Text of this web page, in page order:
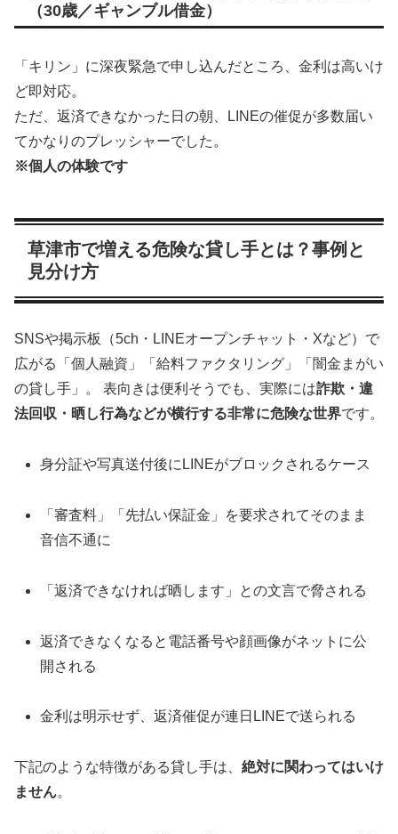
（30歳／ギャンブル借金）
「キリン」に深夜緊急で申し込んだところ、金利は高いけ
ど即対応。
ただ、返済できなかった日の朝、LINEの催促が多数届い
てかなりのプレッシャーでした。
※個人の体験です
草津市で増える危険な貸し手とは？事例と
見分け方
SNSや掲示板（5ch・LINEオープンチャット・Xなど）で
広がる「個人融資」「給料ファクタリング」「闇金まがい
の貸し手」。 表向きは便利そうでも、実際には詐欺・違
法回収・晒し行為などが横行する非常に危険な世界です。
身分証や写真送付後にLINEがブロックされるケース
「審査料」「先払い保証金」を要求されてそのまま
音信不通に
「返済できなければ晒します」との文言で脅される
返済できなくなると電話番号や顔画像がネットに公
開される
金利は明示せず、返済催促が連日LINEで送られる
下記のような特徴がある貸し手は、 絶対に関わってはいけ
ません。